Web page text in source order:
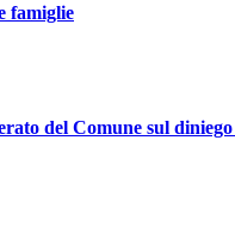
famiglie
del Comune sul